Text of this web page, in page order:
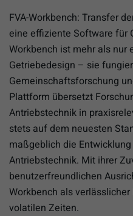
FVA-Workbench: Transfer
eine effiziente Software für
Workbench ist mehr als nur
Getriebedesign – sie
Gemeinschaftsforschung
Plattform übersetzt
Antriebstechnik in
stets auf dem neuesten
maßgeblich die
Antriebstechnik. Mit ihrer
benutzerfreundlichen
Workbench als
volatilen Zeiten.